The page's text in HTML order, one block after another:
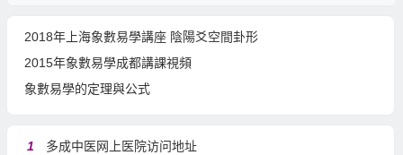
2018年上海象數易學講座 陰陽爻空間卦形
2015年象數易學成都講課視頻
象數易學的定理與公式
1
多成中医网上医院访问地址